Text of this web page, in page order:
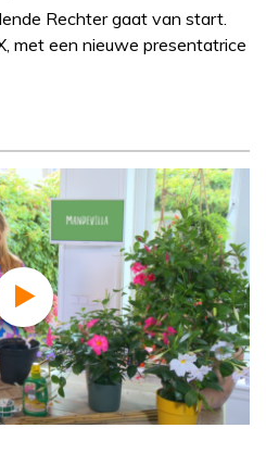
Rechter gaat van start.
met een nieuwe presentatrice